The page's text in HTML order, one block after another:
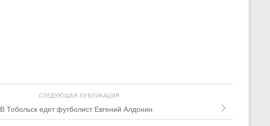
СЛЕДУЮЩАЯ ПУБЛИКАЦИЯ
В Тобольск едет футболист Евгений Алдонин